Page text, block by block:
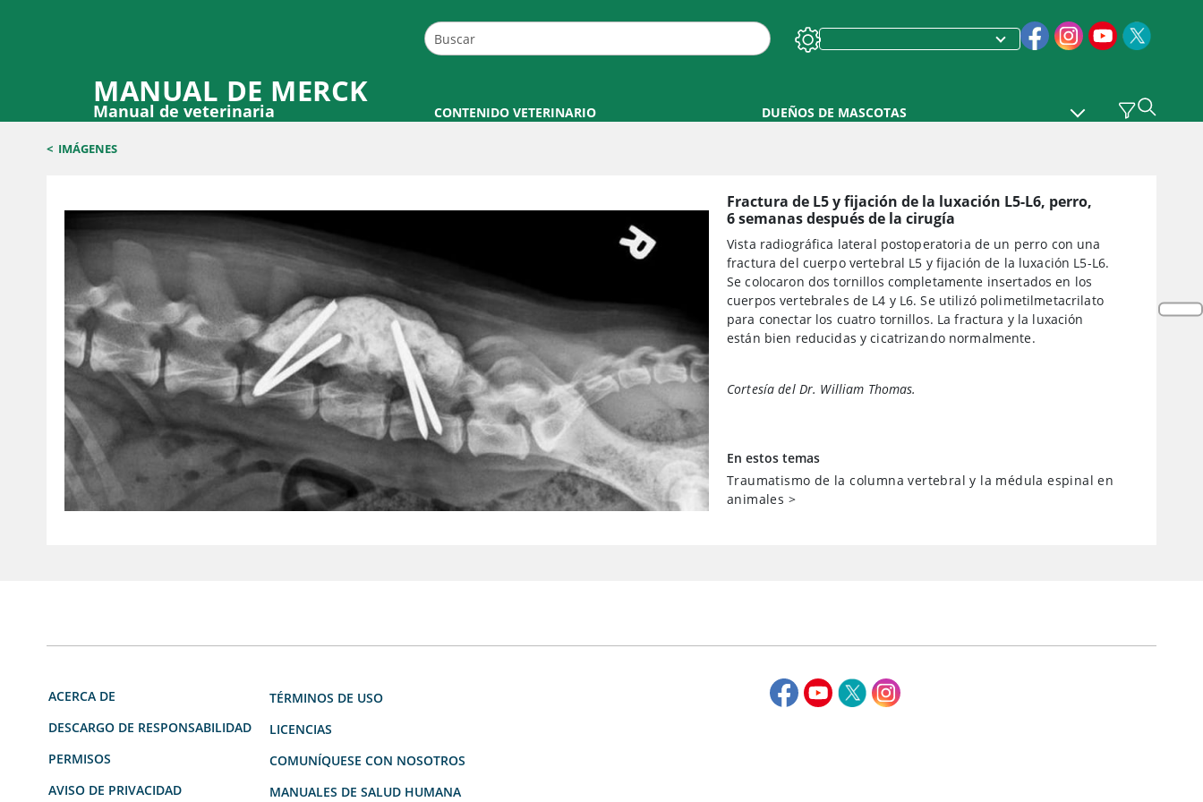
MANUAL DE MERCK
Manual de veterinaria CONTENIDO VETERINARIO DUEÑOS DE MASCOTAS
< IMÁGENES
Fractura de L5 y fijación de la luxación L5-L6, perro,
6 semanas después de la cirugía
Vista radiográfica lateral postoperatoria de un perro con una
fractura del cuerpo vertebral L5 y fijación de la luxación L5-L6.
Se colocaron dos tornillos completamente insertados en los
cuerpos vertebrales de L4 y L6. Se utilizó polimetilmetacrilato
para conectar los cuatro tornillos. La fractura y la luxación
están bien reducidas y cicatrizando normalmente.
Cortesía del Dr. William Thomas.
En estos temas
Traumatismo de la columna vertebral y la médula espinal en
animales >
ACERCA DE
DESCARGO DE RESPONSABILIDAD
PERMISOS
AVISO DE PRIVACIDAD
TÉRMINOS DE USO
LICENCIAS
COMUNÍQUESE CON NOSOTROS
MANUALES DE SALUD HUMANA